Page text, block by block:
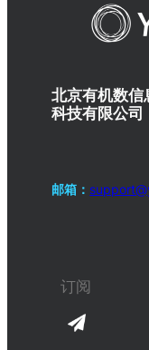
北京有机数信
科技有限公司
邮箱：